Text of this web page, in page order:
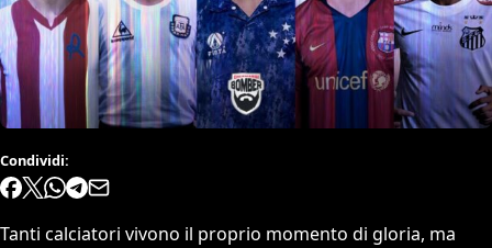
Condividi:
Tanti calciatori vivono il proprio momento di gloria, ma